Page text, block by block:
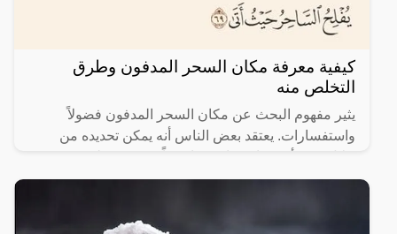
كيفية معرفة مكان السحر المدفون وطرق
التخلص منه
يثير مفهوم البحث عن مكان السحر المدفون فضولاً
واستفسارات. يعتقد بعض الناس أنه يمكن تحديده من
وتفسيرات مختلفة.